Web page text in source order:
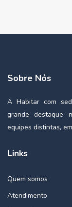
Sobre Nós
A Habitar com
grande destaque
equipes distintas,
Links
Quem somos
Atendimento